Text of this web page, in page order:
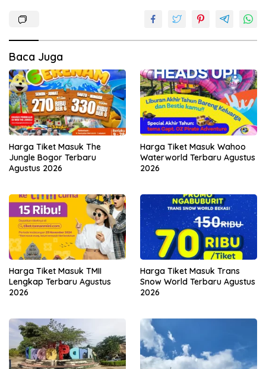
Baca Juga
Harga Tiket Masuk The
Jungle Bogor Terbaru
Agustus 2026
Harga Tiket Masuk Wahoo
Waterworld Terbaru Agustus
2026
Harga Tiket Masuk TMII
Lengkap Terbaru Agustus
2026
Harga Tiket Masuk Trans
Snow World Terbaru Agustus
2026